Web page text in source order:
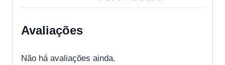
Avaliações
Não há avaliações ainda.